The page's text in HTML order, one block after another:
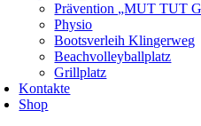
Prävention „MUT TUT
Physio
Bootsverleih Klingerweg
Beachvolleyballplatz
Grillplatz
Kontakte
Shop